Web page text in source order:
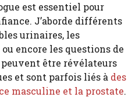
est essentiel pour
J’aborde différents
urinaires, les
encore les questions de
être révélateurs
et sont parfois liés à des
masculine et la prostate.